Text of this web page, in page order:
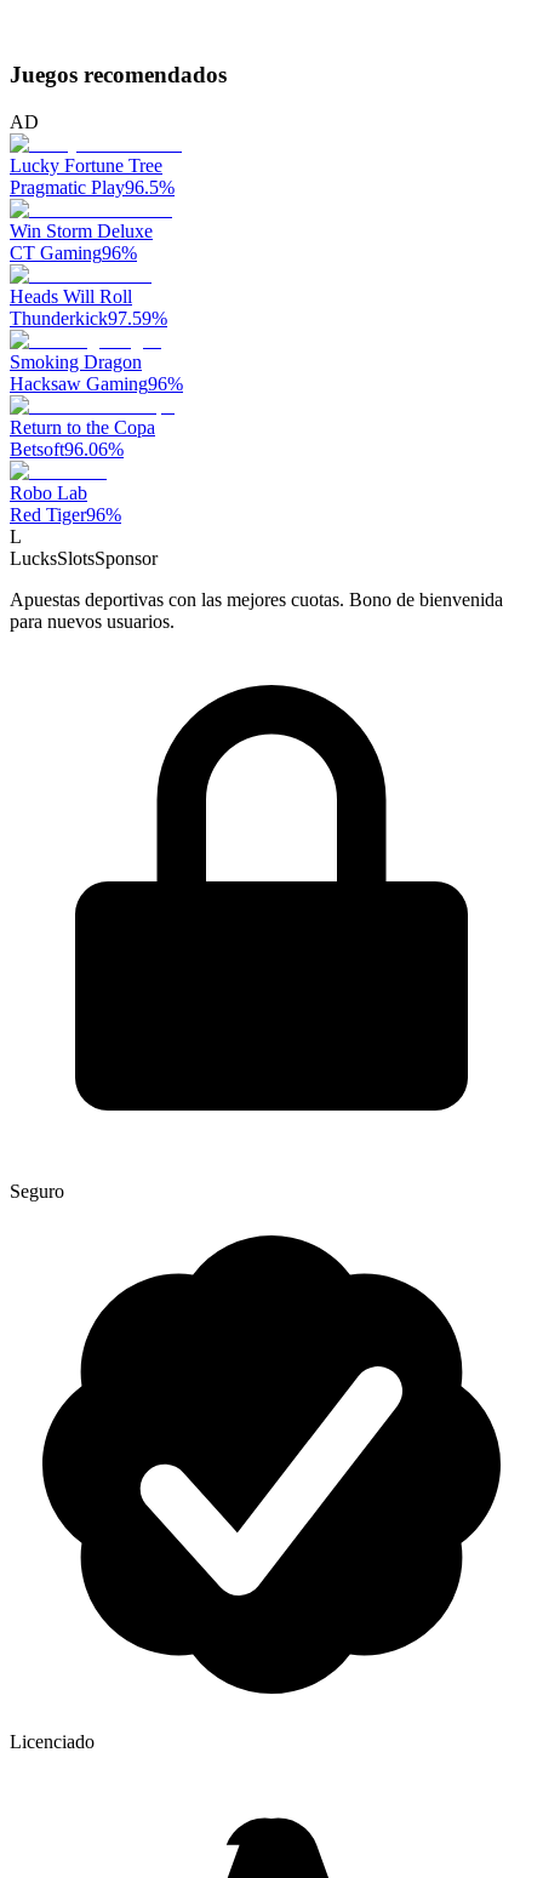
Juegos recomendados
AD
Lucky Fortune Tree
Pragmatic Play96.5%
Win Storm Deluxe
CT Gaming96%
Heads Will Roll
Thunderkick97.59%
Smoking Dragon
Hacksaw Gaming96%
Return to the Copa
Betsoft96.06%
Robo Lab
Red Tiger96%
L
LucksSlotsSponsor
Apuestas deportivas con las mejores cuotas. Bono de bienvenida
para nuevos usuarios.
Seguro
Licenciado